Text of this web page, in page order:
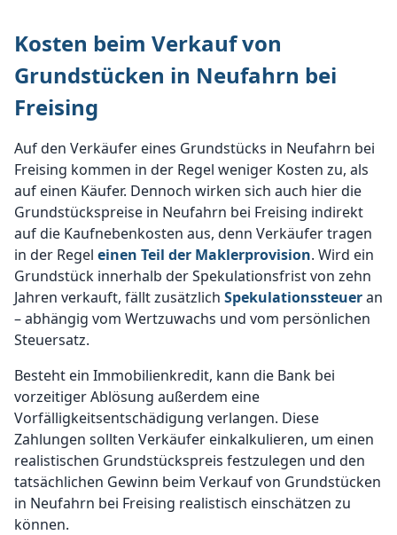
Kosten beim Verkauf von
Grundstücken in Neufahrn bei
Freising
Auf den Verkäufer eines Grundstücks in Neufahrn bei
Freising kommen in der Regel weniger Kosten zu, als
auf einen Käufer. Dennoch wirken sich auch hier die
Grundstückspreise in Neufahrn bei Freising indirekt
auf die Kaufnebenkosten aus, denn Verkäufer tragen
in der Regel einen Teil der Maklerprovision. Wird ein
Grundstück innerhalb der Spekulationsfrist von zehn
Jahren verkauft, fällt zusätzlich Spekulationssteueran
– abhängig vom Wertzuwachs und vom persönlichen
Steuersatz.
Besteht ein Immobilienkredit, kann die Bank bei
vorzeitiger Ablösung außerdem eine
Vorfälligkeitsentschädigung verlangen. Diese
Zahlungen sollten Verkäufer einkalkulieren, um einen
realistischen Grundstückspreis festzulegen und den
tatsächlichen Gewinn beim Verkauf von Grundstücken
in Neufahrn bei Freising realistisch einschätzen zu
können.